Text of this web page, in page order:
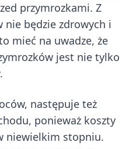
przymrozkami. Z
będzie zdrowych i
mieć na uwadze, że
jest nie tylko
następuje też
ponieważ koszty
niewielkim stopniu.